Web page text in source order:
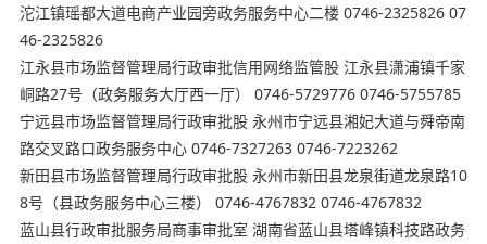
沱江镇瑶都大道电商产业园旁政务服务中心二楼 0746-2325826 07
46-2325826
江永县市场监督管理局行政审批信用网络监管股 江永县潇浦镇千家
峒路27号（政务服务大厅西一厅） 0746-5729776 0746-5755785
宁远县市场监督管理局行政审批股 永州市宁远县湘妃大道与舜帝南
路交叉路口政务服务中心 0746-7327263 0746-7223262
新田县市场监督管理局行政审批股 永州市新田县龙泉街道龙泉路10
8号（县政务服务中心三楼） 0746-4767832 0746-4767832
蓝山县行政审批服务局商事审批室 湖南省蓝山县塔峰镇科技路政务